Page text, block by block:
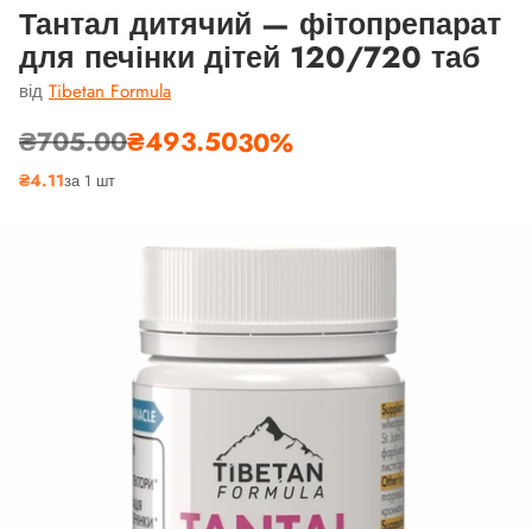
Тантал дитячий — фітопрепарат
для печінки дітей 120/720 таб
від Tibetan Formula
Звичайна
ціна
₴705.00₴493.5030%
₴4.11за 1 шт